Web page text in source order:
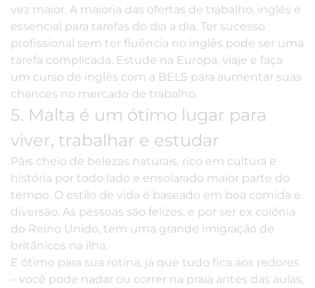
vez maior. A maioria das ofertas de trabalho, inglês é
essencial para tarefas do dia a dia. Ter sucesso
profissional sem ter fluência no inglês pode ser uma
tarefa complicada. Estude na Europa, viaje e faça
um curso de inglês com a BELS para aumentar suas
chances no mercado de trabalho.
5. Malta é um ótimo lugar para
viver, trabalhar e estudar
Páis cheio de belezas naturais, rico em cultura e
história por todo lado e ensolarado maior parte do
tempo. O estilo de vida é baseado em boa comida e
diversão. As pessoas são felizes, e por ser ex colônia
do Reino Unido, tem uma grande imigração de
britânicos na ilha.
E ótimo para sua rotina, já que tudo fica aos redores
– você pode nadar ou correr na praia antes das aulas,